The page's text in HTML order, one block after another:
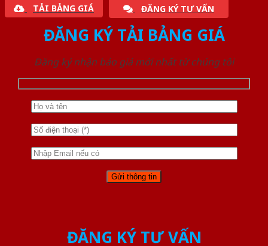
TẢI BẢNG GIÁ ĐĂNG KÝ TƯ VẤN
ĐĂNG KÝ TẢI BẢNG GIÁ
Đăng ký nhận báo giá mới nhất từ chúng tôi
ĐĂNG KÝ TƯ VẤN